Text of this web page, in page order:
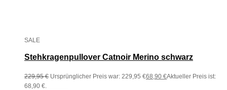
SALE
Stehkragenpullover Catnoir Merino schwarz
229,95€ Ursprünglicher Preis war: 229,95 €68,90 €Aktueller Preis ist:
68,90 €.